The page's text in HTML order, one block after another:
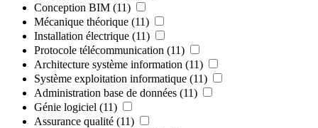
Conception BIM (11)
Mécanique théorique (11)
Installation électrique (11)
Protocole télécommunication (11)
Architecture système information (11)
Système exploitation informatique (11)
Administration base de données (11)
Génie logiciel (11)
Assurance qualité (11)